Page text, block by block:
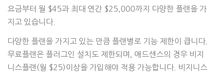
요금부터 월 $45과 최대 연간 $25,000까지 다양한 플랜을 가
지고 있습니다.
다양한 플랜을 가지고 있는 만큼 플랜별로 기능 제한이 큽니다.
무료플랜은 플러그인 설치도 제한되며, 애드센스의 경우 비지
니스플랜(월 $25)이상을 가입해야 적용 가능합니다. 비지니스